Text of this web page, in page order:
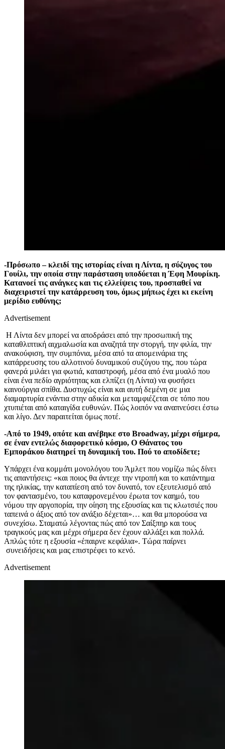
-Πρόσωπο – κλειδί της ιστορίας είναι η Λίντα, η σύζυγος του
Γουίλι, την οποία στην παράσταση υποδύεται η Έφη Μουρίκη.
Kατανοεί τις ανάγκες και τις ελλείψεις του, προσπαθεί να
διαχειριστεί την κατάρρευση του, όμως μήπως έχει κι εκείνη
μερίδιο ευθύνης;
Advertisement
Η Λίντα δεν μπορεί να αποδράσει από την προσωπική της
καταθλιπτική αιχμαλωσία και αναζητά την στοργή, την φιλία, την
ανακούφιση, την συμπόνια, μέσα από τα απομεινάρια της
κατάρρευσης του αλλοτινού δυναμικού συζύγου της, που τώρα
φανερά μιλάει για φωτιά, καταστροφή, μέσα από ένα μυαλό που
είναι ένα πεδίο αγριότητας και ελπίζει (η Λίντα) να φυσήσει
καινούργια σπίθα. Δυστυχώς είναι και αυτή δεμένη σε μια
διαμαρτυρία ενάντια στην αδικία και μεταμφιέζεται σε τόπο που
χτυπιέται από καταιγίδα ευθυνών. Πώς λοιπόν να αναπνεύσει έστω
και λίγο. Δεν παραιτείται όμως ποτέ.
-Από το 1949, οπότε και ανέβηκε στο Broadway, μέχρι σήμερα,
σε έναν εντελώς διαφορετικό κόσμο, Ο Θάνατος του
Εμποράκου διατηρεί τη δυναμική του. Πού το αποδίδετε;
Υπάρχει ένα κομμάτι μονολόγου του Άμλετ που νομίζω πώς δίνει
τις απαντήσεις: «και ποιος θα άντεχε την ντροπή και το κατάντημα
της ηλικίας, την καταπίεση από τον δυνατό, τον εξευτελισμό από
τον φαντασμένο, του καταφρονεμένου έρωτα τον καημό, του
νόμου την αργοπορία, την οίηση της εξουσίας και τις κλωτσιές που
ταπεινά ο άξιος από τον ανάξιο δέχεται»… και θα μπορούσα να
συνεχίσω. Σταματώ λέγοντας πώς από τον Σαίξπηρ και τους
τραγικούς μας και μέχρι σήμερα δεν έχουν αλλάξει και πολλά.
Απλώς τότε η εξουσία «έπαιρνε κεφάλια». Τώρα παίρνει
συνειδήσεις και μας επιστρέφει το κενό.
Advertisement